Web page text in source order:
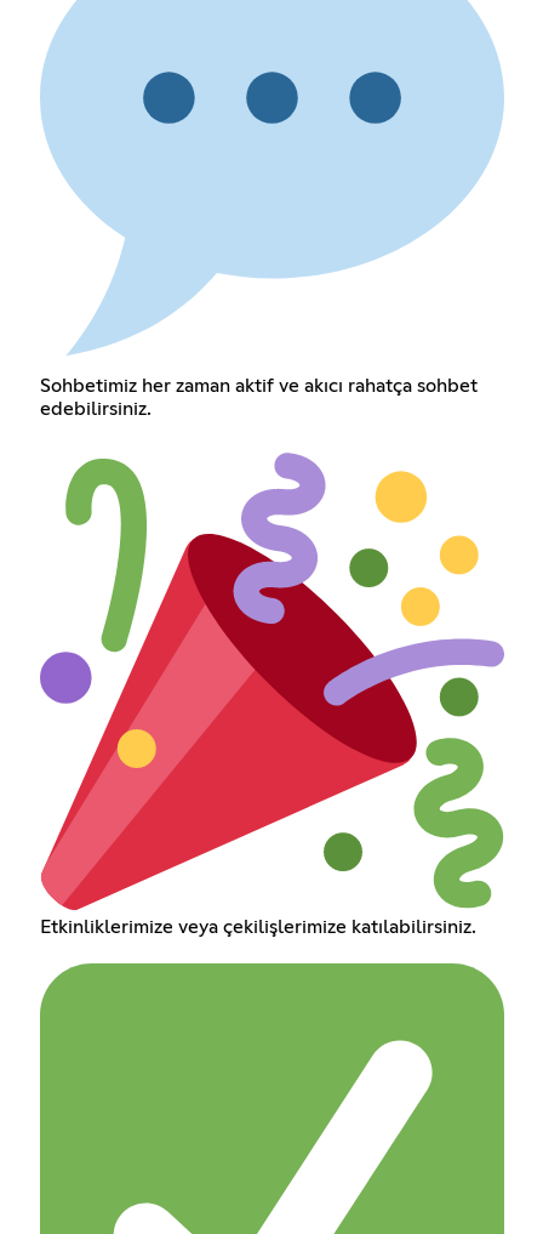
Sohbetimiz her zaman aktif ve akıcı rahatça sohbet
edebilirsiniz.
Etkinliklerimize veya çekilişlerimize katılabilirsiniz.